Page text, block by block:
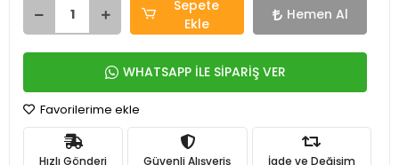
Sepete
Ekle
Hemen Al
WHATSAPP İLE SİPARİŞ VER
Favorilerime ekle
Hızlı Gönderi Güvenli Alışveriş İade ve Değişim